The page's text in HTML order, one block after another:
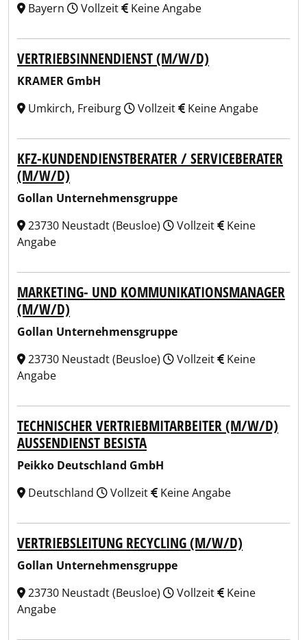
Bayern
Vollzeit Keine Angabe
VERTRIEBSINNENDIENST (M/W/D)
KRAMER GmbH
Umkirch, Freiburg
Vollzeit Keine Angabe
KFZ-KUNDENDIENSTBERATER / SERVICEBERATER
(M/W/D)
Gollan Unternehmensgruppe
23730 Neustadt (Beusloe)
Vollzeit
Keine
Angabe
MARKETING- UND KOMMUNIKATIONSMANAGER
(M/W/D)
Gollan Unternehmensgruppe
23730 Neustadt (Beusloe)
Vollzeit
Keine
Angabe
TECHNISCHER VERTRIEBMITARBEITER (M/W/D)
AUSSENDIENST BESISTA
Peikko Deutschland GmbH
Deutschland
Vollzeit Keine Angabe
VERTRIEBSLEITUNG RECYCLING (M/W/D)
Gollan Unternehmensgruppe
23730 Neustadt (Beusloe)
Vollzeit
Keine
Angabe